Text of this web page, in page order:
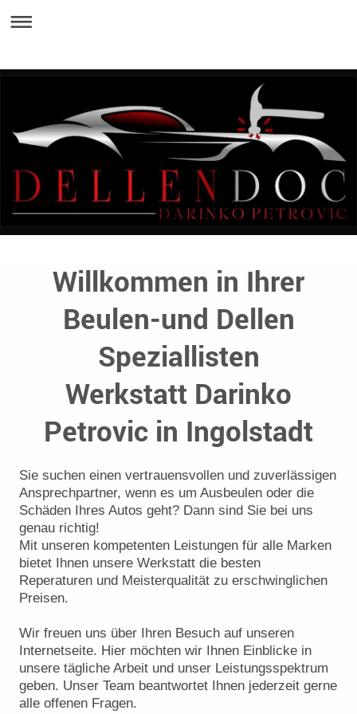
Willkommen in Ihrer
Beulen-und Dellen
Speziallisten
Werkstatt Darinko
Petrovic in Ingolstadt
Sie suchen einen vertrauensvollen und zuverlässigen
Ansprechpartner, wenn es um Ausbeulen oder die
Schäden Ihres Autos geht? Dann sind Sie bei uns
genau richtig!
Mit unseren kompetenten Leistungen für alle Marken
bietet Ihnen unsere Werkstatt die besten
Reperaturen und Meisterqualität zu erschwinglichen
Preisen.
Wir freuen uns über Ihren Besuch auf unseren
Internetseite. Hier möchten wir Ihnen Einblicke in
unsere tägliche Arbeit und unser Leistungsspektrum
geben. Unser Team beantwortet Ihnen jederzeit gerne
alle offenen Fragen.